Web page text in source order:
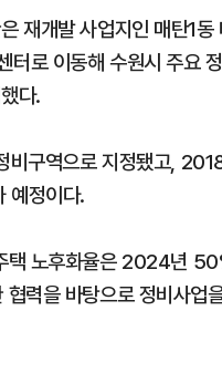
재개발 사업지인 매탄1
터로 이동해 수원시 주요
다.
비구역으로 지정됐고,
예정이다.
택 노후화율은 2024년
력을 바탕으로 정비사업